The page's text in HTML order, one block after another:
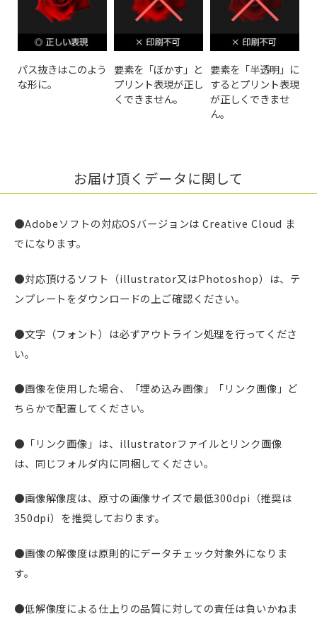
パス抜きはこのよう
な形に。
要素を「ぼかす」と
プリント表現が正し
くできません。
要素を「半透明」に
するとプリント表現
が正しくできませ
ん。
お届け頂くデータに関して
●Adobeソフトの対応OSバージョンは Creative Cloud ま
でになります。
●対応頂けるソフト（illustrator又はPhotoshop）は、テ
ンプレートをダウンロードの上ご確認ください。
●文字（フォント）は必ずアウトライン処理を行ってくださ
い。
●画像を使用した場合、「埋め込み画像」「リンク画像」ど
ちらかで配置してください。
●「リンク画像」は、illustratorファイルとリンク画像
は、同じフォルダ内に同梱してください。
●画像解像度は、原寸の画像サイズで最低300dpi（推奨は
350dpi）を推奨しております。
●画像の解像度は原則的にデータチェック対象外になりま
す。
●低解像度による仕上りの品質に対しての責任は負いかねま